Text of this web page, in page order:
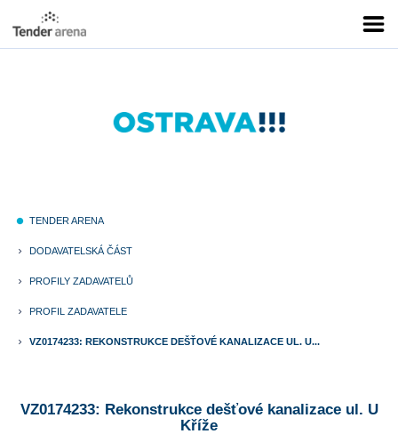
fiber_manual_record TENDER ARENA
keyboard_arrow_right DODAVATELSKÁ ČÁST
keyboard_arrow_right PROFILY ZADAVATELŮ
keyboard_arrow_right PROFIL ZADAVATELE
keyboard_arrow_right VZ0174233: REKONSTRUKCE DEŠŤOVÉ KANALIZACE UL. U...
VZ0174233: Rekonstrukce dešťové kanalizace ul. U
Kříže